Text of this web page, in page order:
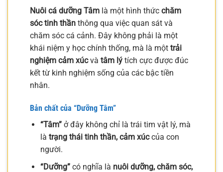
Nuôi cá dưỡng Tâm là một hình thức chăm
sóc tinh thần thông qua việc quan sát và
chăm sóc cá cảnh. Đây không phải là một
khái niệm y học chính thống, mà là một trải
nghiệm cảm xúcvà tâm lý tích cực được đúc
kết từ kinh nghiệm sống của các bậc tiền
nhân.
Bản chất của “Dưỡng Tâm”
“Tâm”ở đây không chỉ là trái tim vật lý, mà
là trạng thái tinh thần, cảm xúccủa con
người.
“Dưỡng”có nghĩa là nuôi dưỡng, chăm sóc,